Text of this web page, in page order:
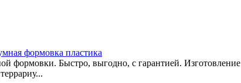
формовка пластика
формовки. Быстро, выгодно, с гарантией. Изготовление